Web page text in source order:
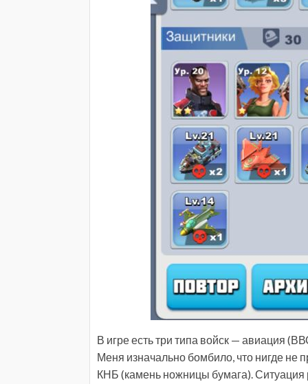
В игре есть три типа войск — авиация
Меня изначально бомбило, что нигде не
КНБ (камень ножницы бумага). Ситуация